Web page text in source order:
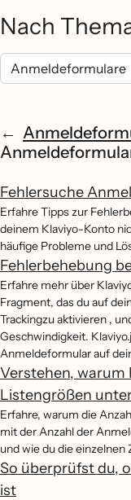
Nach
Fehlersuche
Erfahre Tipps zur
deinem Klaviyo-Konto
häufige Probleme und
Fehlerbehebung
Erfahre mehr über
Fragment, das du auf
Trackingzu aktivieren ,
Geschwindigkeit.
Anmeldeformular auf
Verstehen, warum
Listengrößen
Erfahre, warum die
mit der Anzahl der
und wie du die einzelnen
So überprüfst du,
ist